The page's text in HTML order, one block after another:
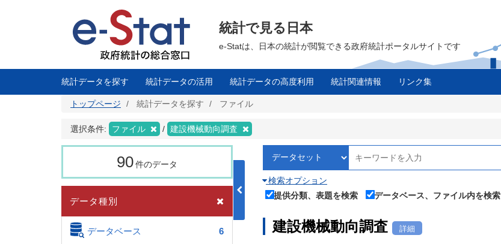
に
統計で見る日本
e-Statは、日本の統計が閲覧できる政府統計ポータルサイトです
統計データを探す 統計データの活用 統計データの高度利用 統計関連情報 リンク集
トップページ 統計データを探す ファイル
選択条件: ファイル 建設機械動向調査
90件のデータ
データ種別
データベース 6
検索オプション
提供分類、表題を検索
データベース、ファイル内を検索
建設機械動向調査 詳細